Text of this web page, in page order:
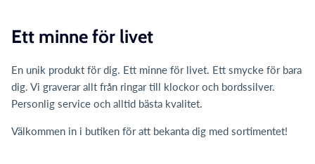
Ett minne för livet
En unik produkt för dig. Ett minne för livet. Ett smycke för bara
dig. Vi graverar allt från ringar till klockor och bordssilver.
Personlig service och alltid bästa kvalitet.
Välkommen in i butiken för att bekanta dig med sortimentet!